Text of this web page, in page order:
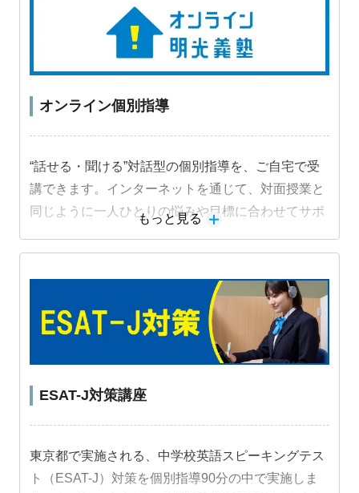
オンライン個別指導
“話せる・聞ける”対話型の個別指導を、ご自宅で受
講できます。インターネットを通じて、対面授業と
同じように一人ひとりの悩みや目標に合わせてサポ
もっと見る
ESAT-J対策講座
東京都で実施される、中学校英語スピーキングテス
ト（ESAT-J）対策を個別指導90分の中で実施しま